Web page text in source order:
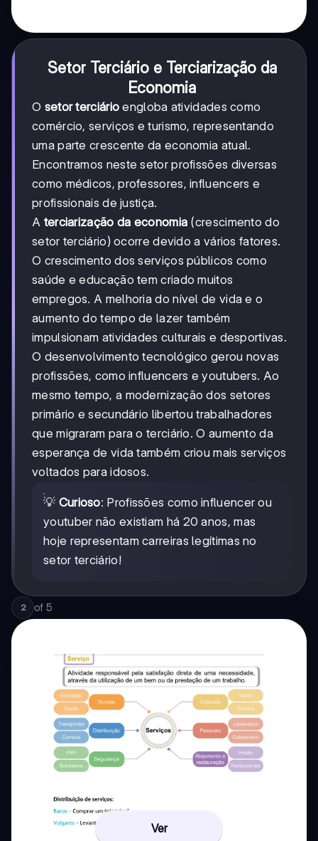
Setor Terciário e Terciarização da
Economia
O setor terciário engloba atividades como
comércio, serviços e turismo, representando
uma parte crescente da economia atual.
Encontramos neste setor profissões diversas
como médicos, professores, influencers e
profissionais de justiça.
A terciarização da economia (crescimento do
setor terciário) ocorre devido a vários fatores.
O crescimento dos serviços públicos como
saúde e educação tem criado muitos
empregos. A melhoria do nível de vida e o
aumento do tempo de lazer também
impulsionam atividades culturais e desportivas.
O desenvolvimento tecnológico gerou novas
profissões, como influencers e youtubers. Ao
mesmo tempo, a modernização dos setores
primário e secundário libertou trabalhadores
que migraram para o terciário. O aumento da
esperança de vida também criou mais serviços
voltados para idosos.
💡 Curioso: Profissões como influencer ou
youtuber não existiam há 20 anos, mas
hoje representam carreiras legítimas no
setor terciário!
2 of 5
Ver